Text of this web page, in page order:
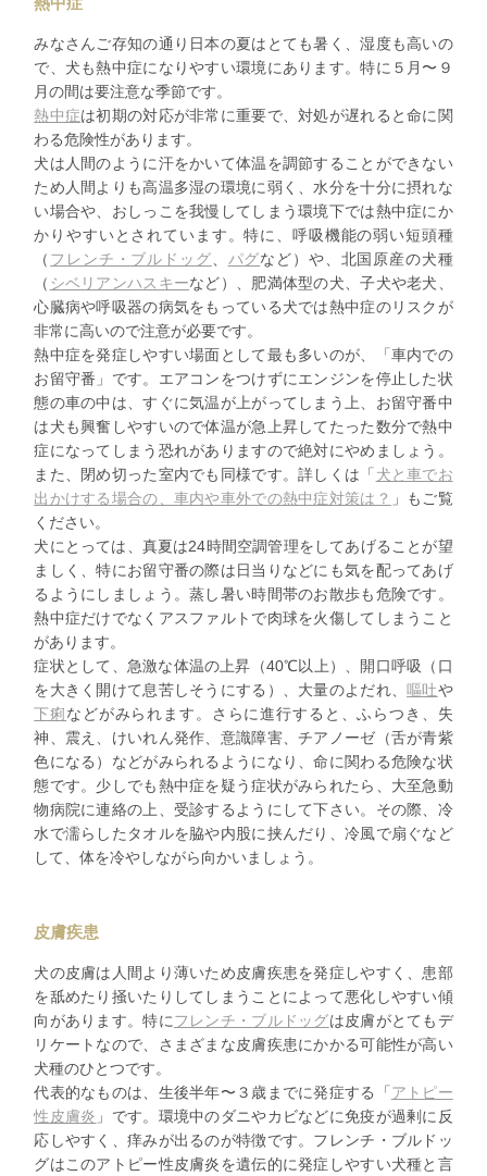
みなさんご存知の通り日本の夏はとても暑く、湿度も高いの
で、犬も熱中症になりやすい環境にあります。特に５月〜９
月の間は要注意な季節です。
熱中症は初期の対応が非常に重要で、対処が遅れると命に関
わる危険性があります。
犬は人間のように汗をかいて体温を調節することができない
ため人間よりも高温多湿の環境に弱く、水分を十分に摂れな
い場合や、おしっこを我慢してしまう環境下では熱中症にか
かりやすいとされています。特に、呼吸機能の弱い短頭種
（ フレンチ・ブルドッグ パグなど）や、北国原産の犬種
（ シベリアンハスキーなど）、肥満体型の犬、子犬や老犬、
心臓病や呼吸器の病気をもっている犬では熱中症のリスクが
非常に高いので注意が必要です。
熱中症を発症しやすい場面として最も多いのが、「車内での
お留守番」です。エアコンをつけずにエンジンを停止した状
態の車の中は、すぐに気温が上がってしまう上、お留守番中
は犬も興奮しやすいので体温が急上昇してたった数分で熱中
症になってしまう恐れがありますので絶対にやめましょう。
また、閉め切った室内でも同様です。詳しくは「 犬と車でお
出かけする場合の、車内や車外での熱中症対策は？ 」もご覧
ください。
犬にとっては、真夏は24時間空調管理をしてあげることが望
ましく、特にお留守番の際は日当りなどにも気を配ってあげ
るようにしましょう。蒸し暑い時間帯のお散歩も危険です。
熱中症だけでなくアスファルトで肉球を火傷してしまうこと
があります。
症状として、急激な体温の上昇（40℃以上）、開口呼吸（口
を大きく開けて息苦しそうにする）、大量のよだれ、嘔吐や
下痢などがみられます。さらに進行すると、ふらつき、失
神、震え、けいれん発作、意識障害、チアノーゼ（舌が青紫
色になる）などがみられるようになり、命に関わる危険な状
態です。少しでも熱中症を疑う症状がみられたら、大至急動
物病院に連絡の上、受診するようにして下さい。その際、冷
水で濡らしたタオルを脇や内股に挟んだり、冷風で扇ぐなど
して、体を冷やしながら向かいましょう。
皮膚疾患
犬の皮膚は人間より薄いため皮膚疾患を発症しやすく、患部
を舐めたり掻いたりしてしまうことによって悪化しやすい傾
向があります。特にフレンチ・ブルドッグは皮膚がとてもデ
リケートなので、さまざまな皮膚疾患にかかる可能性が高い
犬種のひとつです。
代表的なものは、生後半年〜３歳までに発症する「 アトピー
性皮膚炎 」です。環境中のダニやカビなどに免疫が過剰に反
応しやすく、痒みが出るのが特徴です。フレンチ・ブルドッ
グはこのアトピー性皮膚炎を遺伝的に発症しやすい犬種と言